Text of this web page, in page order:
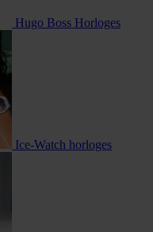
Hugo Boss Horloges
Ice-Watch horloges